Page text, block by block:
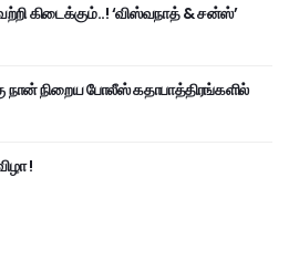
கிடைக்கும்..! ‘விஸ்வநாத் & சன்ஸ்’
நான் நிறைய போலீஸ் கதாபாத்திரங்களில்
!